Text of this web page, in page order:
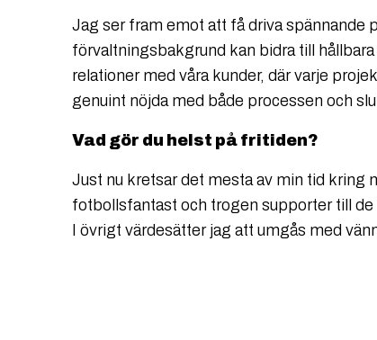
Jag ser fram emot att få driva spännande
förvaltningsbakgrund kan bidra till
relationer med våra kunder, där varje
genuint nöjda med både processen och
Vad gör du helst på fritiden?
Just nu kretsar det mesta av min tid kring
fotbollsfantast och trogen supporter till de
I övrigt värdesätter jag att umgås med